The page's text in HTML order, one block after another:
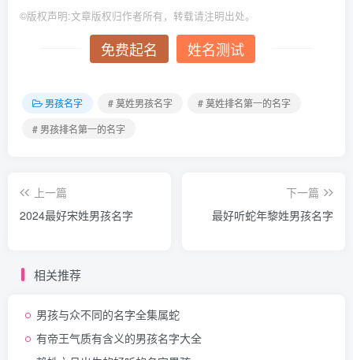
©版权声明:文章版权归作者所有，转载请注明出处。
免费起名 姓名测试
男孩名字 # 莫姓男孩名字
# 莫姓排名第一的名字
# 男孩排名第一的名字
上一篇
2024最好宋姓男孩名字
下一篇
最好听蛇年黎姓男孩名字
相关推荐
男孩与众不同的名字全集属蛇
有帝王气质有含义的男孩名字大全